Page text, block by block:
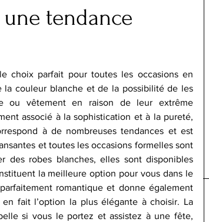
tendance
choix parfait pour toutes les occasions en
la couleur blanche et de la possibilité de les
ou vêtement en raison de leur extrême
associé à la sophistication et à la pureté,
à de nombreuses tendances et est
et toutes les occasions formelles sont
des robes blanches, elles sont disponibles
la meilleure option pour vous dans le
romantique et donne également
fait l’option la plus élégante à choisir. La
si vous le portez et assistez à une fête,